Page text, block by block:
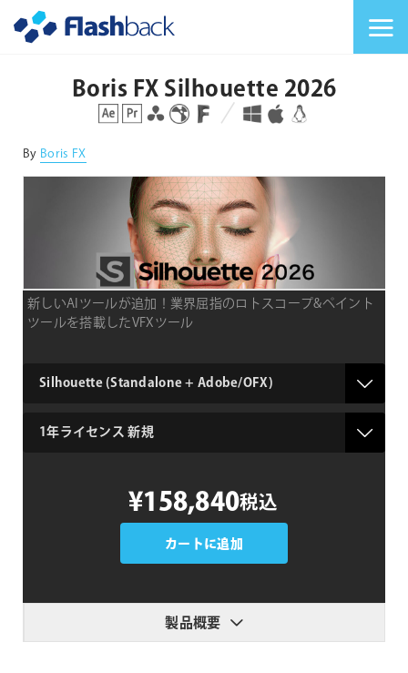
Boris FX Silhouette 2026
対応プラットフォーム 対応OS
By Boris FX
新しいAIツールが追加！業界屈指のロトスコープ&ペイント
ツールを搭載したVFXツール
product
type
¥158,840税込
カートに追加
製品概要